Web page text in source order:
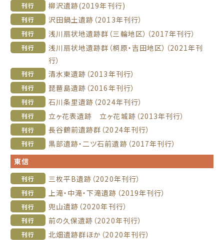
刊行 柳沢遺跡(2019年刊行)
刊行 沢田鍋土遺跡（2013年刊行）
刊行 浅川扇状地遺跡群（三輪地区）（2017年刊行）
刊行
浅川扇状地遺跡群（桐原・吉田地区）（2021年刊
行）
刊行 清水東遺跡（2013年刊行）
刊行 琵琶島遺跡（2016年刊行）
刊行 石川条里遺跡（2024年刊行）
刊行 立ヶ花表遺跡 立ヶ花城跡（2013年刊行）
刊行 長谷鶴前遺跡群（2024年刊行）
刊行
黒部遺跡・二ツ石前遺跡（2017年刊行）
東信
刊行 三枚平B遺跡（2020年刊行）
刊行 上滝・中滝・下滝遺跡（2019年刊行）
刊行 兜山遺跡（2020年刊行）
刊行 前の久保遺跡（2020年刊行）
刊行 北畑遺跡群ほか（2020年刊行）